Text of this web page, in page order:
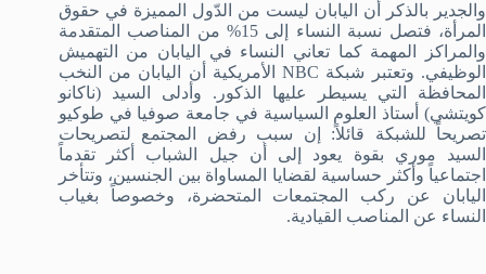
والجدير بالذكر أن اليابان ليست من الدّول المميزة في حقوق
المرأة، فتصل نسبة النساء إلى 15% من المناصب المتقدمة
والمراكز المهمة كما تعاني النساء في اليابان من التهميش
الوظيفي. وتعتبر شبكة NBC الأمريكية أن اليابان من النخب
المحافظة التي يسيطر عليها الذكور. وأدلى السيد (ناكانو
كويتشي) أستاذ العلوم السياسية في جامعة صوفيا في طوكيو
تصريحاً للشبكة قائلاً: إن سبب رفض المجتمع لتصريحات
السيد موري بقوة يعود إلى أن جيل الشباب أكثر تقدماً
اجتماعياً وأكثر حساسية لقضايا المساواة بين الجنسين، وتتأخر
اليابان عن ركب المجتمعات المتحضرة، وخصوصاً بغياب
النساء عن المناصب القيادية.